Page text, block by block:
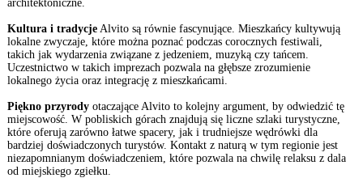
architektoniczne.
Kultura i tradycjeAlvito są równie fascynujące. Mieszkańcy kultywują
lokalne zwyczaje, które można poznać podczas corocznych festiwali,
takich jak wydarzenia związane z jedzeniem, muzyką czy tańcem.
Uczestnictwo w takich imprezach pozwala na głębsze zrozumienie
lokalnego życia oraz integrację z mieszkańcami.
Piękno przyrodyotaczające Alvito to kolejny argument, by odwiedzić tę
miejscowość. W pobliskich górach znajdują się liczne szlaki turystyczne,
które oferują zarówno łatwe spacery, jak i trudniejsze wędrówki dla
bardziej doświadczonych turystów. Kontakt z naturą w tym regionie jest
niezapomnianym doświadczeniem, które pozwala na chwilę relaksu z dala
od miejskiego zgiełku.